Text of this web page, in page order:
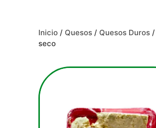
Inicio / Quesos / Quesos Duros /
seco